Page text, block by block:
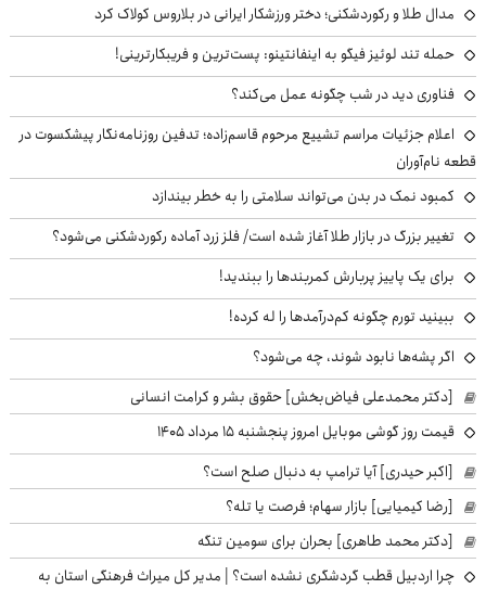
مدال طلا و رکوردشکنی؛ دختر ورزشکار ایرانی در بلاروس کولاک کرد
حمله تند لوئیز فیگو به اینفانتینو: پست‌ترین و فریبکارترینی!
فناوری دید در شب چگونه عمل می‌کند؟
اعلام جزئیات مراسم تشییع مرحوم قاسم‌زاده؛ تدفین روزنامه‌نگار پیشکسوت در
قطعه نام‌آوران
کمبود نمک در بدن می‌تواند سلامتی را به خطر بیندازد
تغییر بزرگ در بازار طلا آغاز شده است/ فلز زرد آماده رکوردشکنی می‌شود؟
برای یک پاییز پربارش کمربندها را ببندید!
ببینید تورم چگونه کم‌درآمدها را له کرده!
اگر پشه‌ها نابود شوند، چه می‌شود؟
[دکتر محمدعلی فیاض‌بخش] حقوق بشر و کرامت انسانی
قیمت روز گوشی موبایل امروز پنجشنبه ۱۵ مرداد ۱۴۰۵
[اکبر حیدری] آیا ترامپ به دنبال صلح است؟
[رضا کیمیایی] بازار سهام؛ فرصت یا تله؟
[دکتر محمد طاهری] بحران برای سومین تنگه
چرا اردبیل قطب گردشگری نشده است؟ | مدیر کل میراث فرهنگی استان به